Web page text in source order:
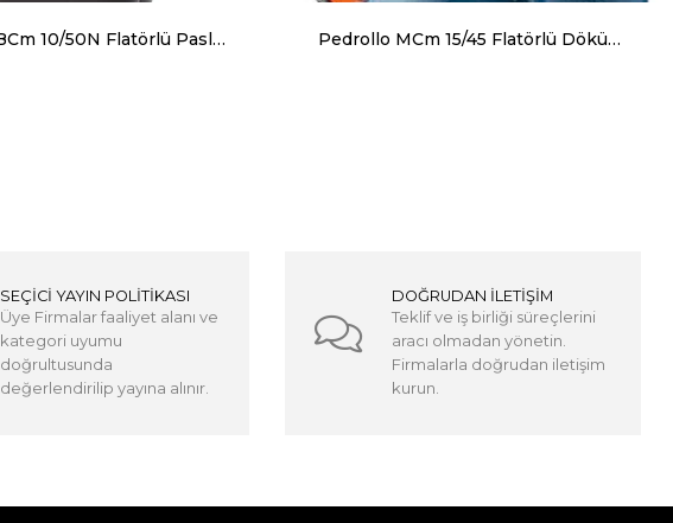
Pedrollo BCm 10/50N Flatörlü Paslanmaz Gövdeli Foseptik Dalgıç Pompa Pedrollo MCm 15/45 Flatörlü Döküm Gövdeli Foseptik Dalgıç Pompa
SEÇİCİ YAYIN POLİTİKASI
Üye Firmalar faaliyet alanı ve
kategori uyumu
doğrultusunda
değerlendirilip yayına alınır.
DOĞRUDAN İLETİŞİM
Teklif ve iş birliği süreçlerini
aracı olmadan yönetin.
Firmalarla doğrudan iletişim
kurun.